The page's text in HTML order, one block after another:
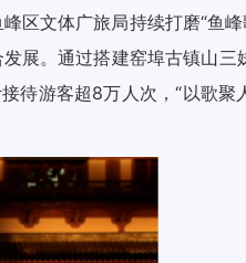
区文体广旅局持续打磨“鱼峰
展。通过搭建窑埠古镇山三
待游客超8万人次，“以歌聚